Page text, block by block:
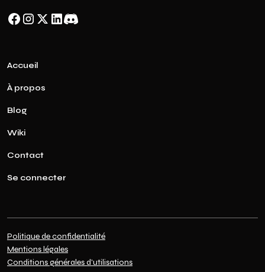
Accueil
À propos
Blog
Wiki
Contact
Se connecter
Politique de confidentialité
Mentions légales
Conditions générales d'utilisations